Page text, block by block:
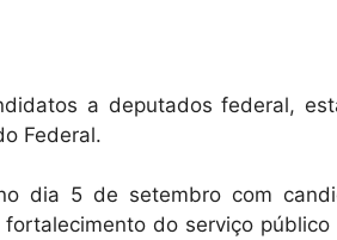
a deputados federal,
Federal.
dia 5 de setembro com
do serviço